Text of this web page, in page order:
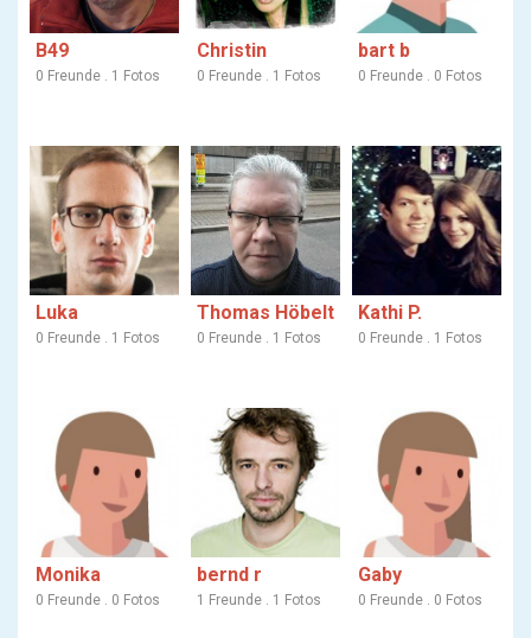
B49
0 Freunde . 1 Fotos
Christin
0 Freunde . 1 Fotos
bart b
0 Freunde . 0 Fotos
Luka
0 Freunde . 1 Fotos
Thomas Höbelt
0 Freunde . 1 Fotos
Kathi P.
0 Freunde . 1 Fotos
Monika
0 Freunde . 0 Fotos
bernd r
1 Freunde . 1 Fotos
Gaby
0 Freunde . 0 Fotos